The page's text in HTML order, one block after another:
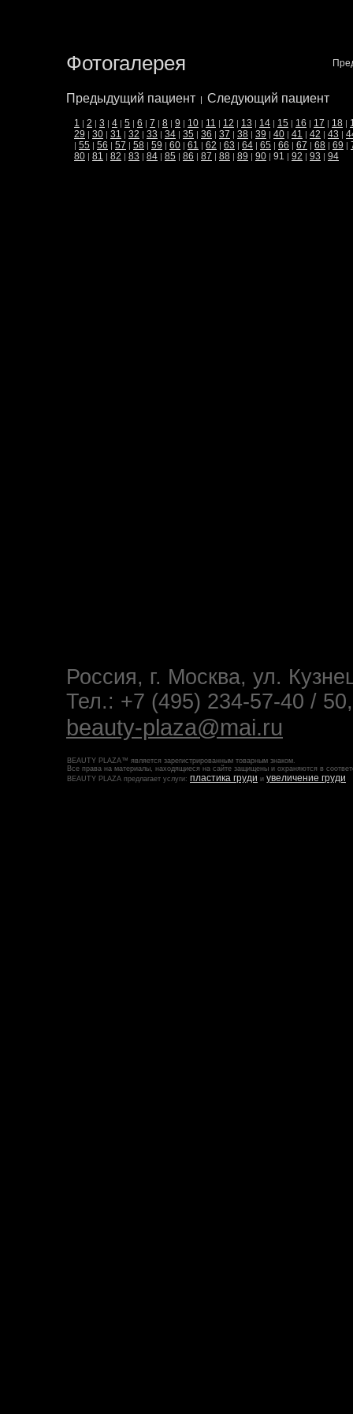
Фотогалерея
Предыдущий пациент | Следующий пациент
1 | 2 | 3 | 4 | 5 | 6 | 7 | 8 | 9 | 10 | 11 | 12 | 13 | 14 | 15 | 16 | 17 | 18 |
29 | 30 | 31 | 32 | 33 | 34 | 35 | 36 | 37 | 38 | 39 | 40 | 41 | 42 | 43 |
| 55 | 56 | 57 | 58 | 59 | 60 | 61 | 62 | 63 | 64 | 65 | 66 | 67 | 68 | 69 |
80 | 81 | 82 | 83 | 84 | 85 | 86 | 87 | 88 | 89 | 90 | 91 | 92 | 93 | 94
Россия, г. Москва, ул.
Тел.: +7 (495) 234-57-40 /
beauty-plaza@mai.ru
BEAUTY PLAZA™ является зарегистрированным товарным знаком.
Все права на материалы, находящиеся на сайте защищены и охраняются в
BEAUTY PLAZA предлагает услуги: пластика груди и увеличение груди